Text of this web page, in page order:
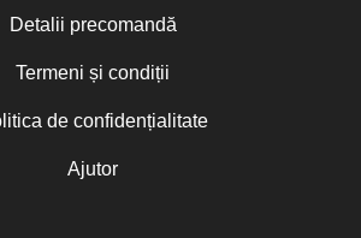
Detalii precomandă
Termeni și condiții
de confidențialitate
Ajutor